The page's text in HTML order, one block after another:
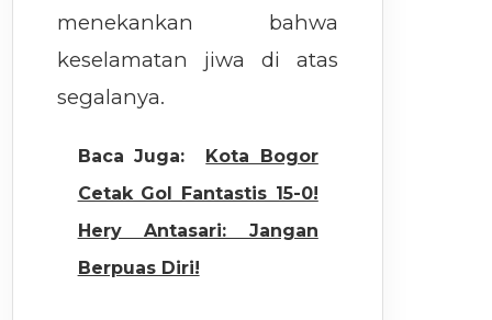
menekankan bahwa
keselamatan jiwa di atas
segalanya.
Baca Juga:
Kota Bogor
Cetak Gol Fantastis 15-0!
Hery Antasari: Jangan
Berpuas Diri!